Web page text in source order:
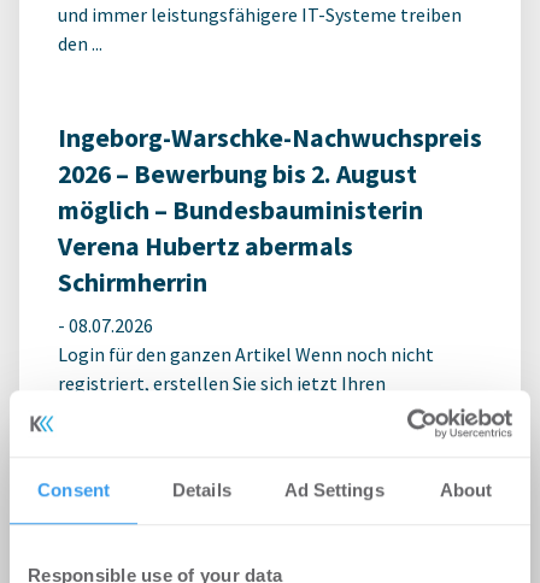
Consent Details Ad Settings About
Responsible use of your data
und immer leistungsfähigere IT-Systeme treiben
den ...
Ingeborg-Warschke-Nachwuchspreis
2026 – Bewerbung bis 2. August
möglich – Bundesbauministerin
Verena Hubertz abermals
Schirmherrin
- 08.07.2026
Login für den ganzen Artikel Wenn noch nicht
registriert, erstellen Sie sich jetzt Ihren
kostenlosen Account, um auf die neusten ...